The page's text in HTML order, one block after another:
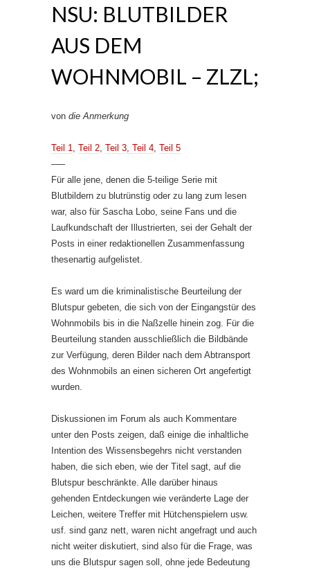
NSU: BLUTBILDER
AUS DEM
WOHNMOBIL – ZLZL;
von die Anmerkung
Teil 1 Teil 2 Teil 3, Teil 4 Teil 5
—–
Für alle jene, denen die 5-teilige Serie mit
Blutbildern zu blutrünstig oder zu lang zum lesen
war, also für Sascha Lobo, seine Fans und die
Laufkundschaft der Illustrierten, sei der Gehalt der
Posts in einer redaktionellen Zusammenfassung
thesenartig aufgelistet.
Es ward um die kriminalistische Beurteilung der
Blutspur gebeten, die sich von der Eingangstür des
Wohnmobils bis in die Naßzelle hinein zog. Für die
Beurteilung standen ausschließlich die Bildbände
zur Verfügung, deren Bilder nach dem Abtransport
des Wohnmobils an einen sicheren Ort angefertigt
wurden.
Diskussionen im Forum als auch Kommentare
unter den Posts zeigen, daß einige die inhaltliche
Intention des Wissensbegehrs nicht verstanden
haben, die sich eben, wie der Titel sagt, auf die
Blutspur beschränkte. Alle darüber hinaus
gehenden Entdeckungen wie veränderte Lage der
Leichen, weitere Treffer mit Hütchenspielern usw.
usf. sind ganz nett, waren nicht angefragt und auch
nicht weiter diskutiert, sind also für die Frage, was
uns die Blutspur sagen soll, ohne jede Bedeutung